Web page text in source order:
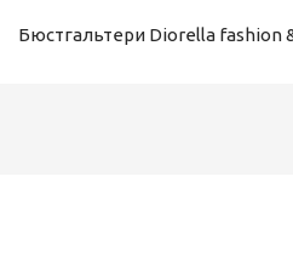
Бюстгальтери Diorella fashion